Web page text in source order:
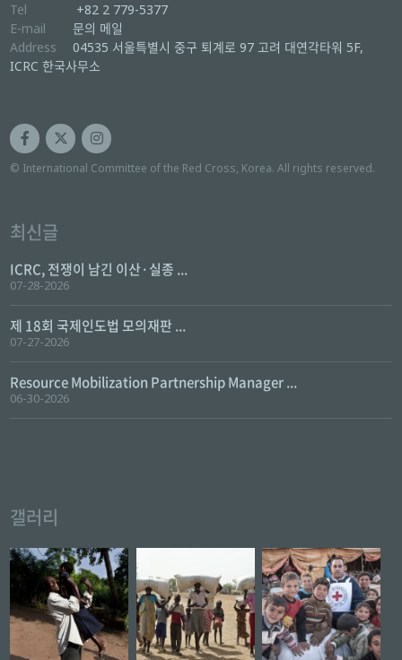
Tel
+82 2 779-5377
E-mail
문의 메일
Address
04535 서울특별시 중구 퇴계로 97 고려 대연각타워 5F,
ICRC 한국사무소
© International Committee of the Red Cross, Korea. All rights reserved.
최신글
ICRC, 전쟁이 남긴 이산·실종 ...
07-28-2026
제 18회 국제인도법 모의재판 ...
07-27-2026
Resource Mobilization Partnership Manager ...
06-30-2026
갤러리